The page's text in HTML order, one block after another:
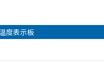
度表示板